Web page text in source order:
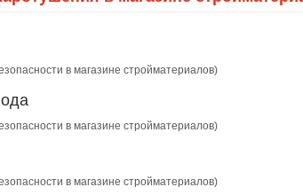
в магазине стройматериалов)
в магазине стройматериалов)
в магазине стройматериалов)